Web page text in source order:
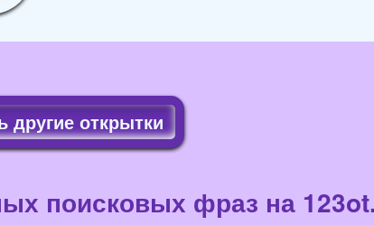
другие открытки
поисковых фраз на